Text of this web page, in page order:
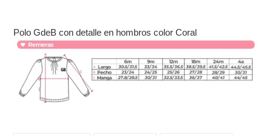
producto
carrito
de
compra
Polo GdeB con detalle en hombros color Coral